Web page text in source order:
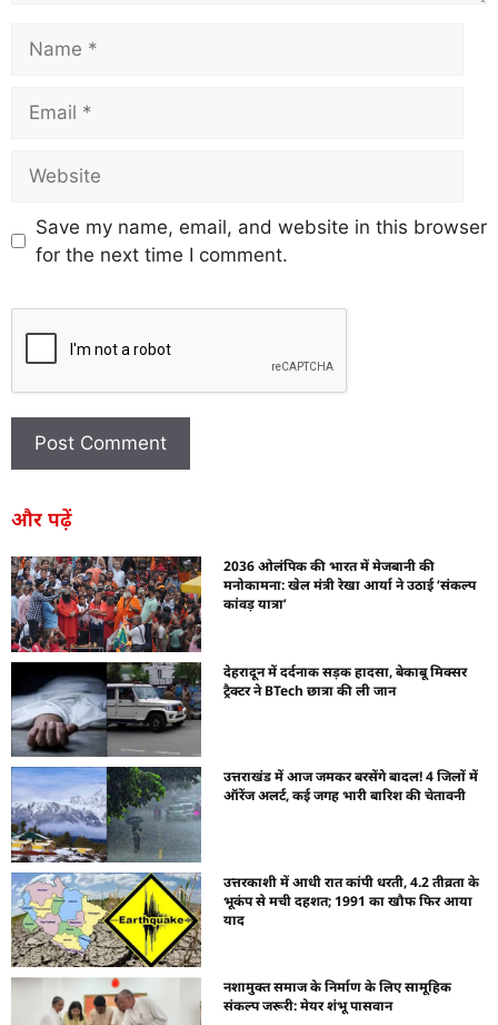
Save my name, email, and website in this browser
for the next time I comment.
और पढ़ें
2036 ओलंपिक की भारत में मेजबानी की
मनोकामना: खेल मंत्री रेखा आर्या ने उठाई ‘संकल्प
कांवड़ यात्रा’
देहरादून में दर्दनाक सड़क हादसा, बेकाबू मिक्सर
ट्रैक्टर ने BTech छात्रा की ली जान
उत्तराखंड में आज जमकर बरसेंगे बादल! 4 जिलों में
ऑरेंज अलर्ट, कई जगह भारी बारिश की चेतावनी
उत्तरकाशी में आधी रात कांपी धरती, 4.2 तीव्रता के
भूकंप से मची दहशत; 1991 का खौफ फिर आया
याद
नशामुक्त समाज के निर्माण के लिए सामूहिक
संकल्प जरूरी: मेयर शंभू पासवान